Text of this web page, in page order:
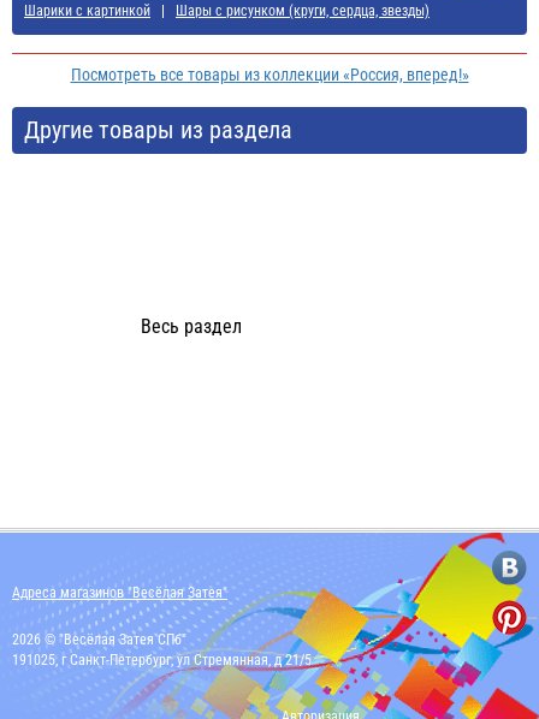
Шарики с картинкой
Шары с рисунком (круги, сердца, звезды)
Посмотреть все товары из коллекции «Россия, вперед!»
Другие товары из раздела
Весь раздел
Адреса магазинов "Весёлая Затея"
2026 © "Весёлая Затея СПб"
191025, г Санкт-Петербург, ул Стремянная, д 21/5